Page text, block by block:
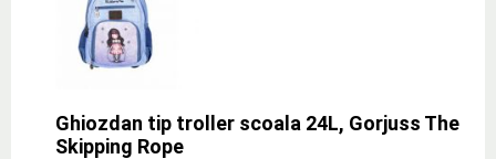
Ghiozdan tip troller scoala 24L, Gorjuss The
Skipping Rope